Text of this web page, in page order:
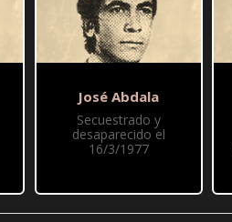
José Abdala
Secuestrado y
desaparecido el
16/3/1977